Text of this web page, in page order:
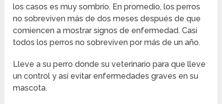
los casos es muy sombrío. En promedio, los perros
no sobreviven más de dos meses después de que
comiencen a mostrar signos de enfermedad. Casi
todos los perros no sobreviven por más de un año.
Lleve a su perro donde su veterinario para que lleve
un control y así evitar enfermedades graves en su
mascota.